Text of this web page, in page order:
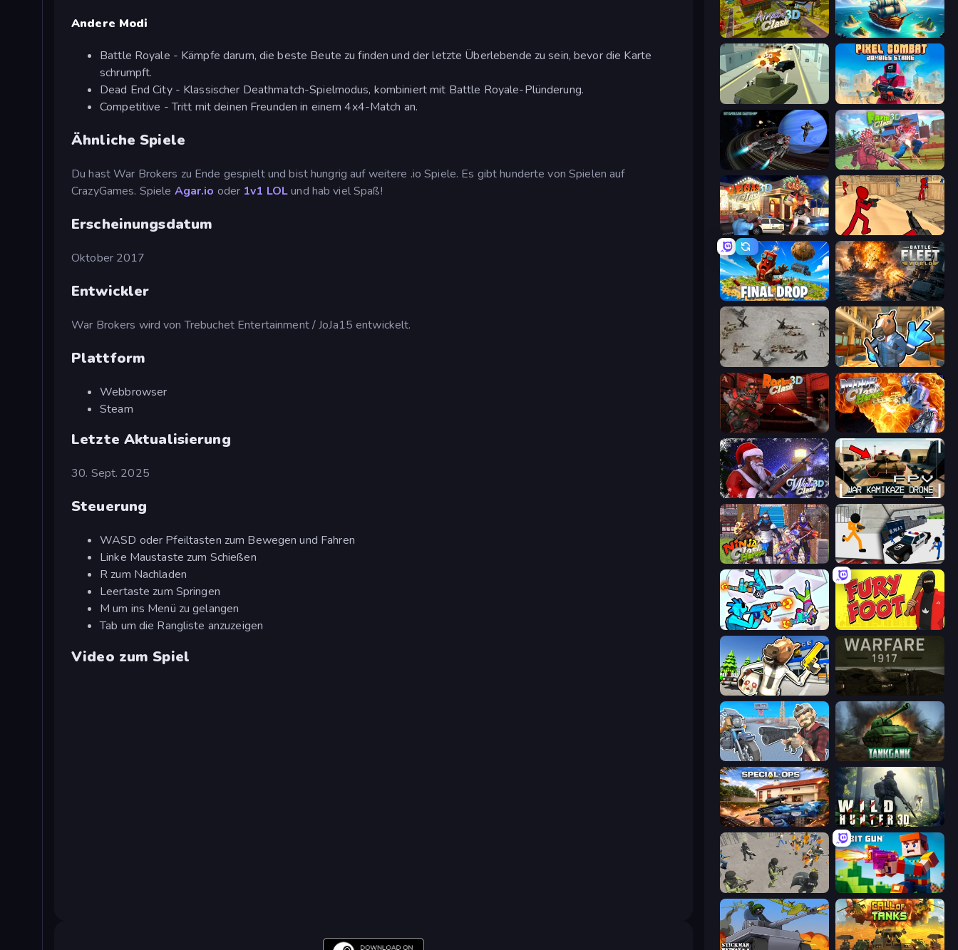
Andere Modi
Battle Royale - Kämpfe darum, die beste Beute zu finden und der letzte Überlebende zu sein, bevor die Karte
schrumpft.
Dead End City - Klassischer Deathmatch-Spielmodus, kombiniert mit Battle Royale-Plünderung.
Competitive - Tritt mit deinen Freunden in einem 4x4-Match an.
Ähnliche Spiele
Du hast War Brokers zu Ende gespielt und bist hungrig auf weitere .io Spiele. Es gibt hunderte von Spielen auf
CrazyGames. Spiele Agar.io oder 1v1 LOLund hab viel Spaß!
Erscheinungsdatum
Oktober 2017
Entwickler
War Brokers wird von Trebuchet Entertainment / JoJa15 entwickelt.
Plattform
Webbrowser
Steam
Letzte Aktualisierung
30. Sept. 2025
Steuerung
WASD oder Pfeiltasten zum Bewegen und Fahren
Linke Maustaste zum Schießen
R zum Nachladen
Leertaste zum Springen
M um ins Menü zu gelangen
Tab um die Rangliste anzuzeigen
Video zum Spiel
Airport Clash 3D One Treasure
Secret Agent James Pixel Combat: Zombies Strike
Starbase Gunship Farm Clash 3D
Vegas Clash 3D Stickman Counter Terror Strike
Final Drop Battle Fleet World
Warfare 1944 Bank Robbery 2
Rocket Clash 3D Moon Clash Heroes
Winter Clash 3D FPV War Kamikaze Drone
Ninja Clash Heroes Stickman Prison: Counter Assault
Gravity Arena Shooter Fury Foot
Bank Robbery: Escape Warfare 1917
Shoot and Drive Tankgank
Special Ops: GO Wild Hunter 3D
Battle Simulator: Prison & Police Bit Gun.io